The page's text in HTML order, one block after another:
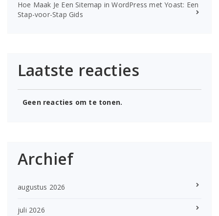
Hoe Maak Je Een Sitemap in WordPress met Yoast: Een
Stap-voor-Stap Gids
Laatste reacties
Geen reacties om te tonen.
Archief
augustus 2026
juli 2026